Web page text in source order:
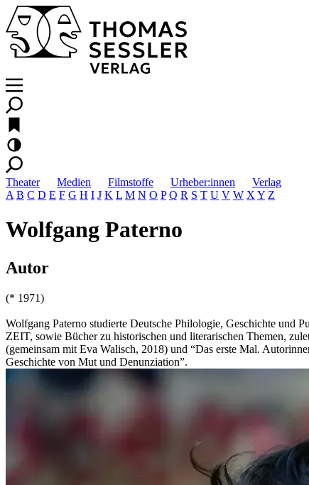
Theater Medien Filmstoffe Urheber:innen
Verlag
A B C D E F G H I J K L M N O P Q R S T U V W X Y Z
Wolfgang Paterno
Autor
(* 1971)
Wolfgang Paterno studierte Deutsche Philologie, Geschichte und
ZEIT, sowie Bücher zu historischen und literarischen Themen,
(gemeinsam mit Eva Walisch, 2018) und “Das erste Mal.
Geschichte von Mut und Denunziation”.